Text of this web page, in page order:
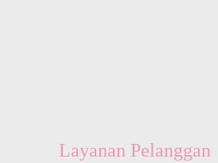
Layanan Pelanggan